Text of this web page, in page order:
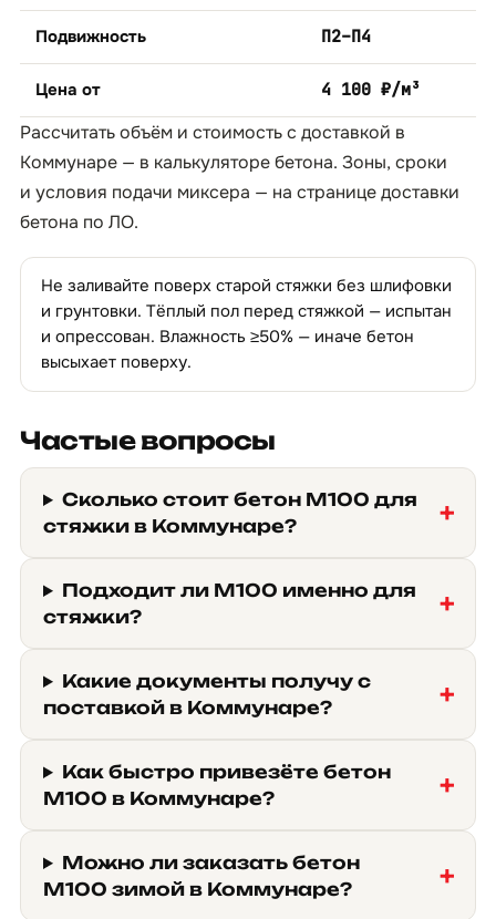
Подвижность П2–П4
Цена от 4 100 ₽/м³
Рассчитать объём и стоимость с доставкой в
Коммунаре — в калькуляторе бетона. Зоны, сроки
и условия подачи миксера — на страницедоставки
бетона по ЛО.
Не заливайте поверх старой стяжки без шлифовки
и грунтовки. Тёплый пол перед стяжкой — испытан
и опрессован. Влажность ≥50% — иначе бетон
высыхает поверху.
Частые вопросы
Сколько стоит бетон М100 для
стяжки в Коммунаре?
Подходит ли М100 именно для
стяжки?
Какие документы получу с
поставкой в Коммунаре?
Как быстро привезёте бетон
М100 в Коммунаре?
Можно ли заказать бетон
М100 зимой в Коммунаре?